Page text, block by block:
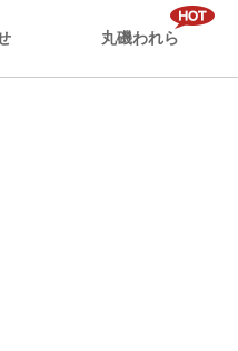
丸磯われら